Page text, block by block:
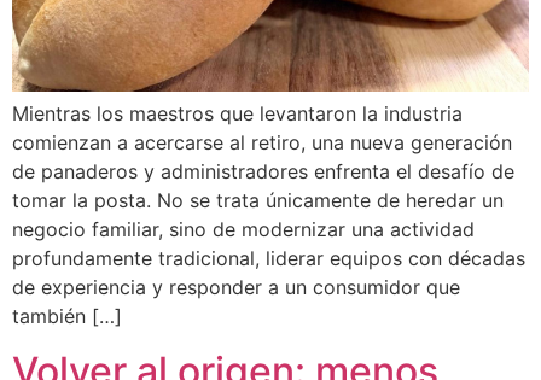
Mientras los maestros que levantaron la industria
comienzan a acercarse al retiro, una nueva generación
de panaderos y administradores enfrenta el desafío de
tomar la posta. No se trata únicamente de heredar un
negocio familiar, sino de modernizar una actividad
profundamente tradicional, liderar equipos con décadas
de experiencia y responder a un consumidor que
también […]